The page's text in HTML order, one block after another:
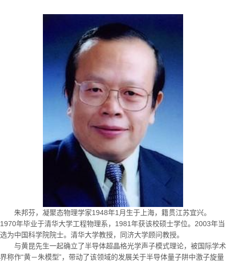
朱邦芬，凝聚态物理学家1948年1 月生于上海，籍贯江苏宜兴。
1970年毕业于清华大学工程物理系， 1981年获该校硕士学位。 2003年当
选为中国科学院院士。清华大学教授，同济大学顾问教授。
与黄昆先生一起确立了半导体超晶格光学声子模式理论，被国际学术
界称作“黄－朱模型”，带动了该领域的发展关于半导体量子阱中激子旋量